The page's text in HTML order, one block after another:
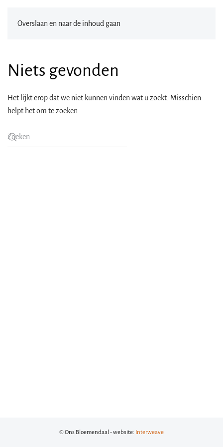
Overslaan en naar de inhoud gaan
Niets gevonden
Het lijkt erop dat we niet kunnen vinden wat u zoekt. Misschien
helpt het om te zoeken.
© Ons Bloemendaal - website: Interweave